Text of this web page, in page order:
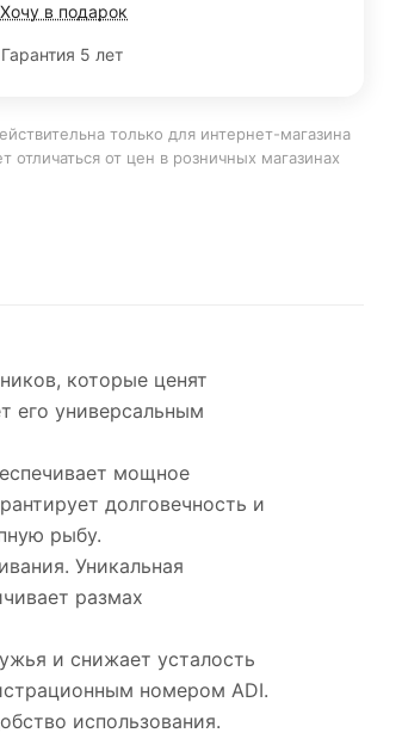
Хочу в подарок
Гарантия 5 лет
только для интернет-магазина
отличаться от цен в розничных магазинах
которые ценят
его универсальным
мощное
долговечность и
рыбу.
Уникальная
размах
и снижает усталость
номером ADI.
использования.